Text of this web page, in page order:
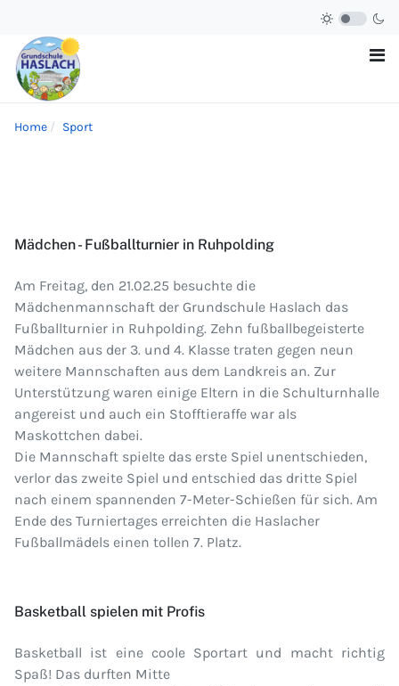
Home Sport
Mädchen - Fußballturnier in Ruhpolding
Am Freitag, den 21.02.25 besuchte die
Mädchenmannschaft der Grundschule Haslach das
Fußballturnier in Ruhpolding. Zehn fußballbegeisterte
Mädchen aus der 3. und 4. Klasse traten gegen neun
weitere Mannschaften aus dem Landkreis an. Zur
Unterstützung waren einige Eltern in die Schulturnhalle
angereist und auch ein Stofftieraffe war als
Maskottchen dabei.
Die Mannschaft spielte das erste Spiel unentschieden,
verlor das zweite Spiel und entschied das dritte Spiel
nach einem spannenden 7-Meter-Schießen für sich. Am
Ende des Turniertages erreichten die Haslacher
Fußballmädels einen tollen 7. Platz.
Basketball spielen mit Profis
Basketball ist eine coole Sportart und macht richtig
Spaß! Das durften Mitte